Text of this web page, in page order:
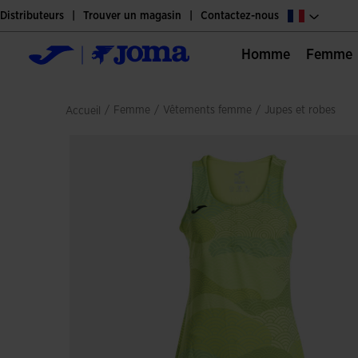
Distributeurs Trouver un magasin Contactez-nous
Homme Femme
Accueil / femme / vêtements femme / jupes et robes